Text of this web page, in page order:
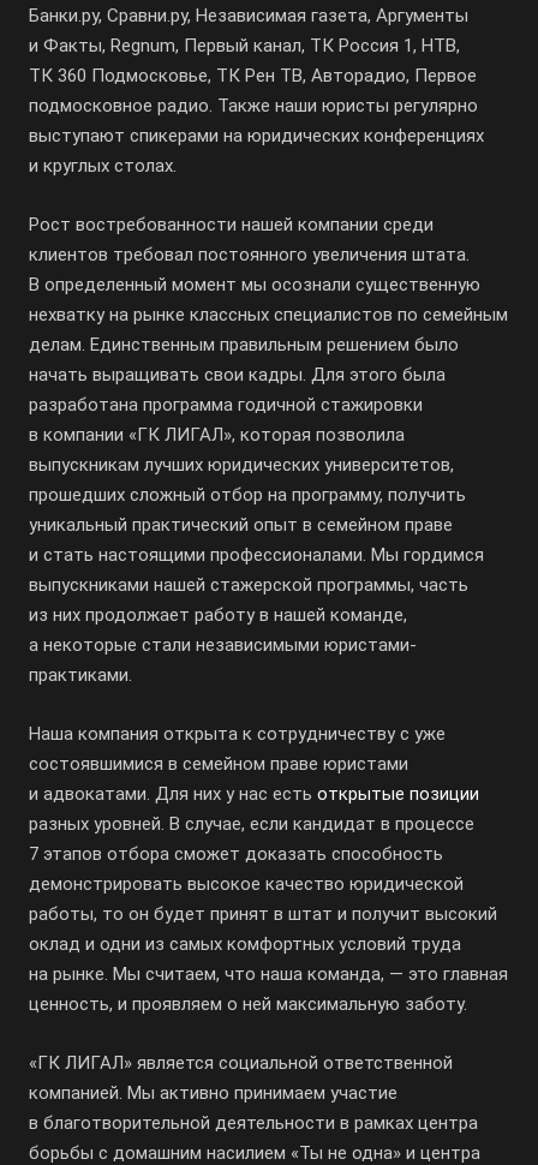
Банки.ру, Сравни.ру, Независимая газета, Аргументы
и Факты, Regnum, Первый канал, ТК Россия 1, НТВ,
ТК 360 Подмосковье, ТК Рен ТВ, Авторадио, Первое
подмосковное радио. Также наши юристы регулярно
выступают спикерами на юридических конференциях
и круглых столах.
Рост востребованности нашей компании среди
клиентов требовал постоянного увеличения штата.
В определенный момент мы осознали существенную
нехватку на рынке классных специалистов по семейным
делам. Единственным правильным решением было
начать выращивать свои кадры. Для этого была
разработана программа годичной стажировки
в компании «ГК ЛИГАЛ», которая позволила
выпускникам лучших юридических университетов,
прошедших сложный отбор на программу, получить
уникальный практический опыт в семейном праве
и стать настоящими профессионалами. Мы гордимся
выпускниками нашей стажерской программы, часть
из них продолжает работу в нашей команде,
а некоторые стали независимыми юристами-
практиками.
Наша компания открыта к сотрудничеству с уже
состоявшимися в семейном праве юристами
и адвокатами. Для них у нас есть открытые позиции
разных уровней. В случае, если кандидат в процессе
7 этапов отбора сможет доказать способность
демонстрировать высокое качество юридической
работы, то он будет принят в штат и получит высокий
оклад и одни из самых комфортных условий труда
на рынке. Мы считаем, что наша команда, — это главная
ценность, и проявляем о ней максимальную заботу.
«ГК ЛИГАЛ» является социальной ответственной
компанией. Мы активно принимаем участие
в благотворительной деятельности в рамках центра
борьбы с домашним насилием «Ты не одна» и центра